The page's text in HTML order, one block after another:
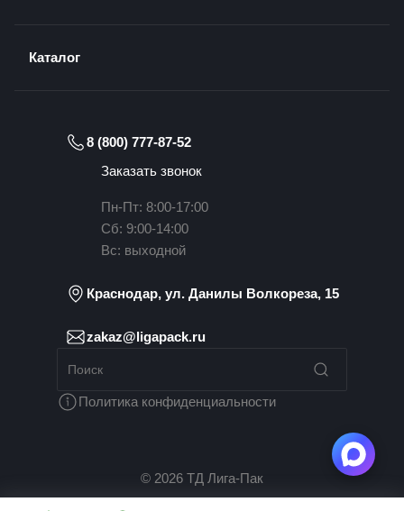
Каталог
8 (800) 777-87-52
Заказать звонок
Пн-Пт: 8:00-17:00
Сб: 9:00-14:00
Вс: выходной
Краснодар, ул. Данилы Волкореза, 15
zakaz@ligapack.ru
Политика конфиденциальности
© 2026 ТД Лига-Пак